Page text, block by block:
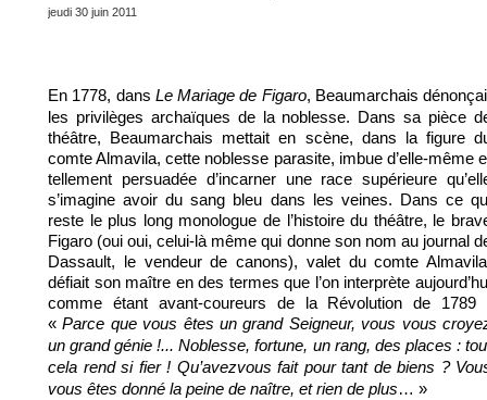
jeudi 30 juin 2011
En 1778, dans Le Mariage de Figaro, Beaumarchais
les privilèges archaïques de la noblesse. Dans sa pièce
théâtre, Beaumarchais mettait en scène, dans la figure
comte Almavila, cette noblesse parasite, imbue d’elle-même
tellement persuadée d’incarner une race supérieure
s’imagine avoir du sang bleu dans les veines. Dans ce
reste le plus long monologue de l’histoire du théâtre, le
Figaro (oui oui, celui-là même qui donne son nom au journal
Dassault, le vendeur de canons), valet du comte
défiait son maître en des termes que l’on interprète
comme étant avant-coureurs de la Révolution de 1789
«Parce que vous êtes un grand Seigneur, vous vous
un grand génie !... Noblesse, fortune, un rang, des places :
cela rend si fier ! Qu’avezvous fait pour tant de biens ?
vous êtes donné la peine de naître, et rien de plus… »